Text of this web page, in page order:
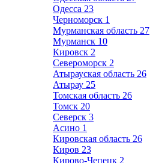
Одесса 23
Черноморск 1
Мурманская область 27
Мурманск 10
Кировск 2
Североморск 2
Атырауская область 26
Атырау 25
Томская область 26
Томск 20
Северск 3
Асино 1
Кировская область 26
Киров 23
Кирово-Чепецк 2